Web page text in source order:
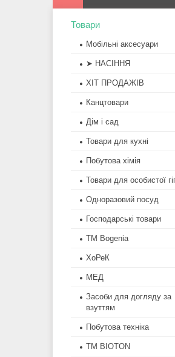
Товари
Мобільні аксесуари
➤ НАСІННЯ
ХІТ ПРОДАЖІВ
Канцтовари
Дім і сад
Товари для кухні
Побутова хімія
Товари для особистої
Одноразовий посуд
Господарські товари
ТМ Bogenia
ХоРеК
МЕД
Засоби для догляду за
взуттям
Побутова техніка
ТМ BIOTON